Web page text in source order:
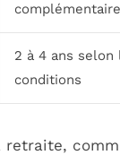
complémentaire
2 à 4 ans selon
conditions
retraite,